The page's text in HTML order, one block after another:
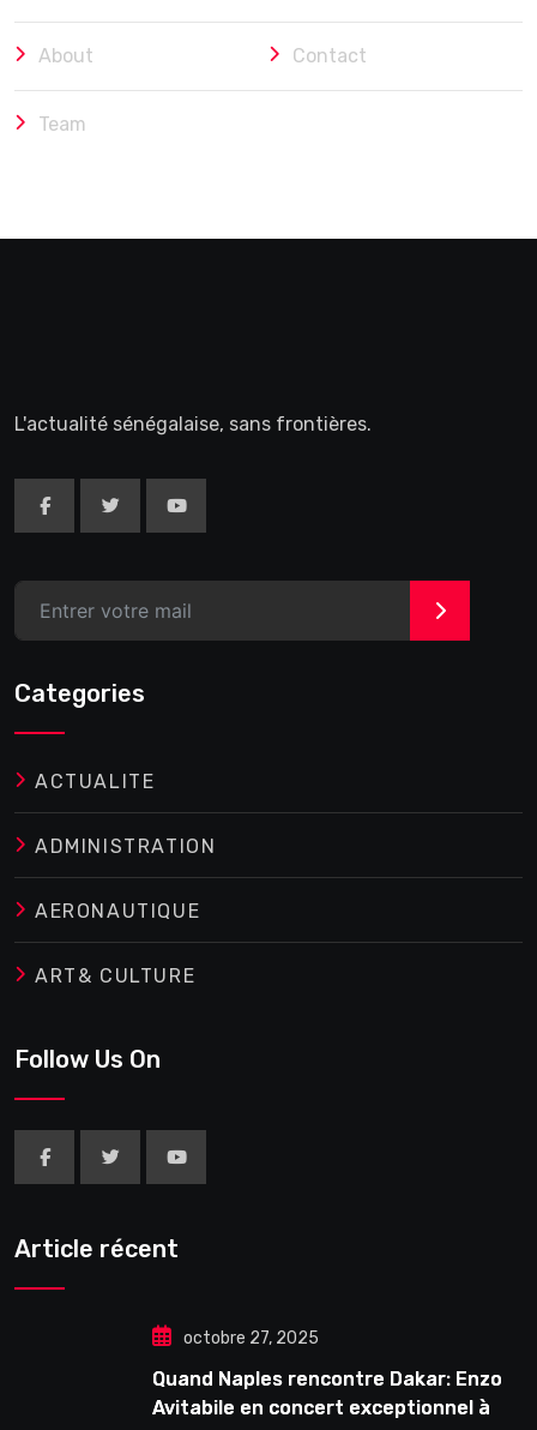
About Contact
Team
L'actualité sénégalaise, sans frontières.
>
Categories
ACTUALITE
ADMINISTRATION
AERONAUTIQUE
ART& CULTURE
Follow Us On
Article récent
octobre 27, 2025
Quand Naples rencontre Dakar: Enzo
Avitabile en concert exceptionnel à